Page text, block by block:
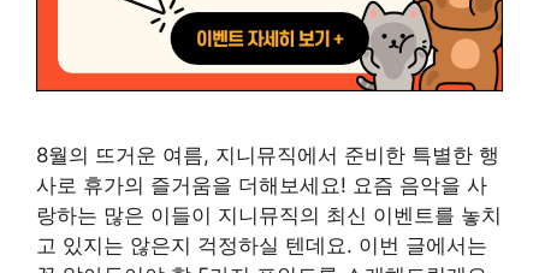
8월의 뜨거운 여름, 지니뮤직에서 준비한 특별한 행
사로 휴가의 즐거움을 더해보세요! 요즘 음악을 사
랑하는 많은 이들이 지니뮤직의 최신 이벤트를 놓치
고 있지는 않은지 걱정하실 텐데요. 이번 글에서는